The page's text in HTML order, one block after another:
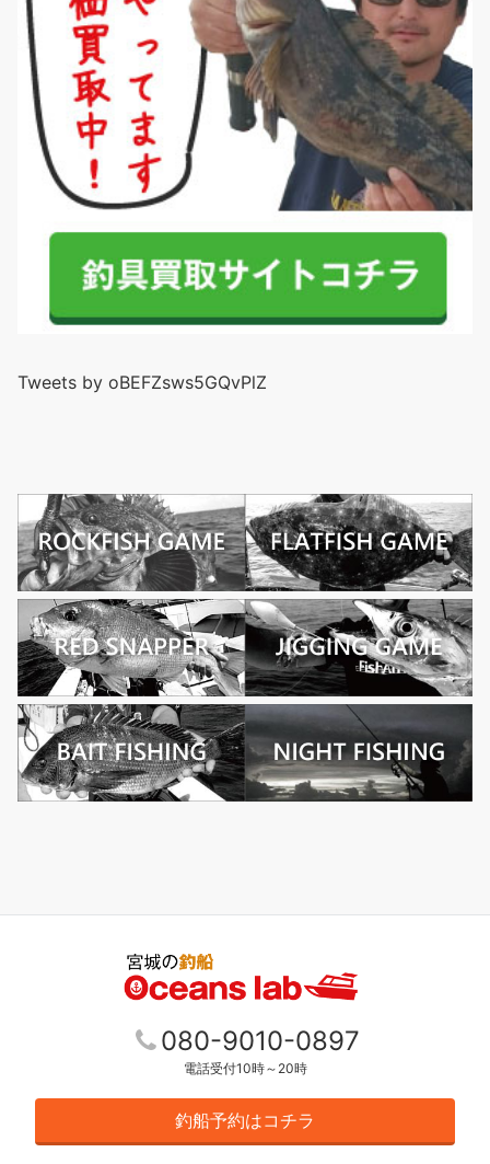
Tweets by oBEFZsws5GQvPlZ
080-9010-0897
電話受付10時～20時
釣船予約はコチラ